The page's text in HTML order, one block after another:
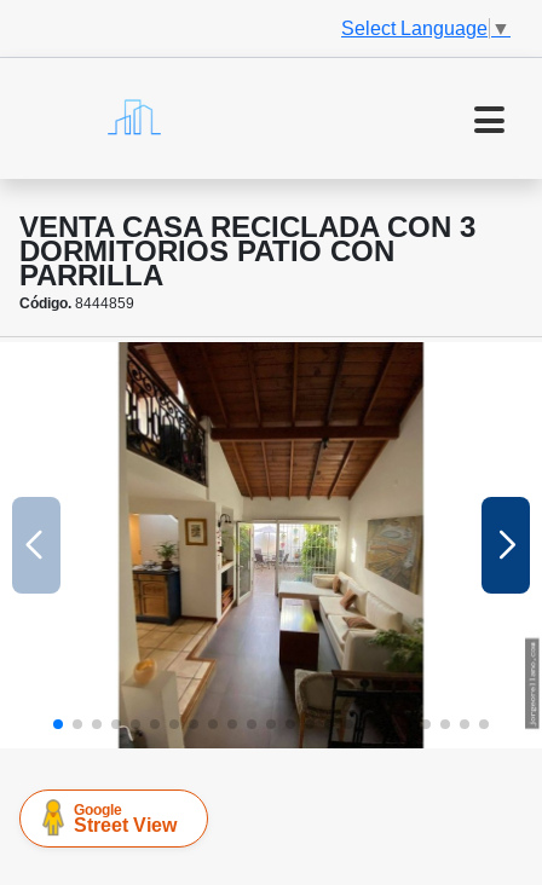
Select Language ▼
VENTA CASA RECICLADA CON 3
DORMITORIOS PATIO CON
PARRILLA
Código. 8444859
Google
Street View